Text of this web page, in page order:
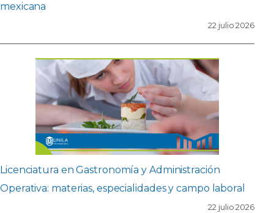
mexicana
22 julio 2026
Licenciatura en Gastronomía y Administración
Operativa: materias, especialidades y campo laboral
22 julio 2026